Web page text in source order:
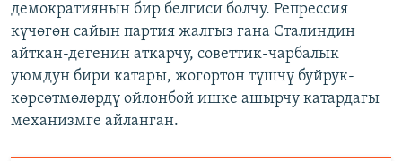
демократиянын бир белгиси болчу. Репрессия
күчөгөн сайын партия жалгыз гана Сталиндин
айткан-дегенин аткарчу, советтик-чарбалык
уюмдун бири катары, жогортон түшчү буйрук-
көрсөтмөлөрдү ойлонбой ишке ашырчу катардагы
механизмге айланган.